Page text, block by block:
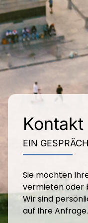
Kontakt
EIN
Sie möchten
vermieten oder
Wir sind
auf Ihre Anfrage.